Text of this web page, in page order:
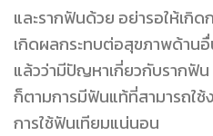
และรากฟันด้วย อย่ารอให้เกิด
เกิดผลกระทบต่อสุขภาพด้าน
แล้วว่ามีปัญหาเกี่ยวกับรากฟัน
ก็ตามการมีฟันแท้ที่สามารถใช้
การใช้ฟันเทียมแน่นอน